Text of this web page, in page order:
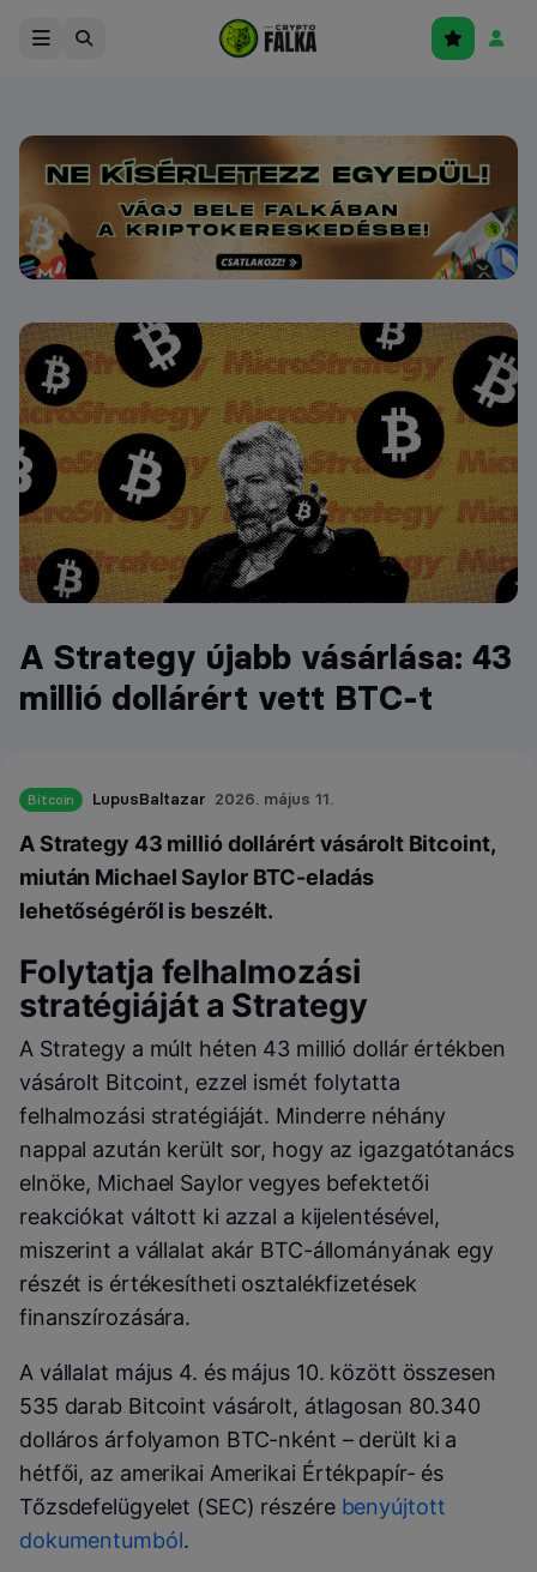
A Strategy újabb vásárlása: 43
millió dollárért vett BTC-t
Bitcoin LupusBaltazar 2026. május 11.
A Strategy 43 millió dollárért vásárolt Bitcoint,
miután Michael Saylor BTC-eladás
lehetőségéről is beszélt.
Folytatja felhalmozási
stratégiáját a Strategy
A Strategy a múlt héten 43 millió dollár értékben
vásárolt Bitcoint, ezzel ismét folytatta
felhalmozási stratégiáját. Minderre néhány
nappal azután került sor, hogy az igazgatótanács
elnöke, Michael Saylor vegyes befektetői
reakciókat váltott ki azzal a kijelentésével,
miszerint a vállalat akár BTC-állományának egy
részét is értékesítheti osztalékfizetések
finanszírozására.
A vállalat május 4. és május 10. között összesen
535 darab Bitcoint vásárolt, átlagosan 80.340
dolláros árfolyamon BTC-nként – derült ki a
hétfői, az amerikai Amerikai Értékpapír- és
Tőzsdefelügyelet (SEC) részére benyújtott
dokumentumból.